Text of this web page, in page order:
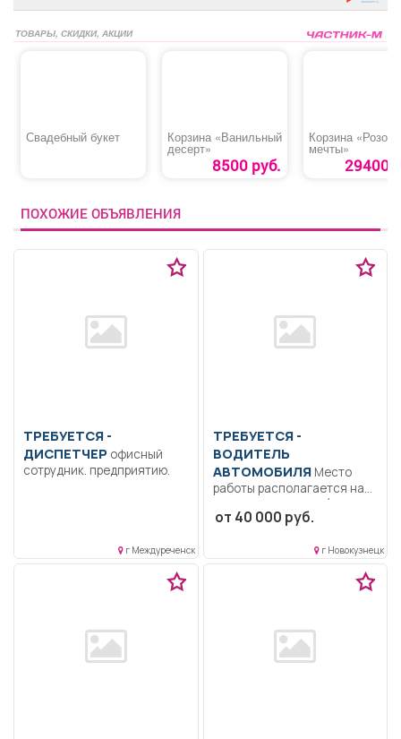
ТОВАРЫ, СКИДКИ, АКЦИИ
Свадебный букет Корзина «Ванильный
десерт»
8500 руб.
Корзина
мечты»
29400
ПОХОЖИЕ ОБЪЯВЛЕНИЯ
ТРЕБУЕТСЯ -
ДИСПЕТЧЕР
сотрудник. предприятию.
г Междуреченск
ТРЕБУЕТСЯ -
ВОДИТЕЛЬ
АВТОМОБИЛЯМесто
работы располагается на
территории 1 НГКБ. (не
Автобаза,...
от 40 000 руб.
г Новокузнецк